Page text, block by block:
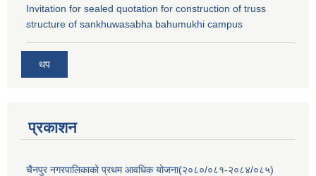
Invitation for sealed quotation for construction of truss
structure of sankhuwasabha bahumukhi campus
थप
प्रकाशन
चैनपुर नगरपालिकाको प्रथम आवधिक योजना(२०८०/०८१-२०८४/०८५)